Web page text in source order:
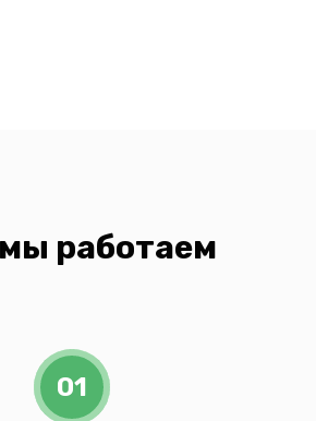
работаем
01